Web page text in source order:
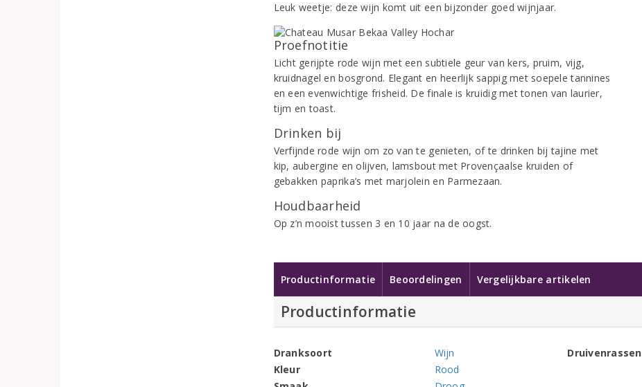
Leuk weetje: deze wijn komt uit een bijzonder goed wijnjaar.
Proefnotitie
Licht gerijpte rode wijn met een subtiele geur van kers, pruim, vijg,
kruidnagel en bosgrond. Elegant en heerlijk sappig met soepele tannines
en een evenwichtige frisheid. De finale is kruidig met tonen van laurier,
tijm en toast.
Drinken bij
Verfijnde rode wijn om zo van te genieten, of te drinken bij tajine met
kip, aubergine en olijven, lamsbout met Provençaalse kruiden of
gebakken paprika’s met marjolein en Parmezaan.
Houdbaarheid
Op z’n mooist tussen 3 en 10 jaar na de oogst.
Productinformatie Beoordelingen Vergelijkbare artikelen
Productinformatie
Dranksoort
Wijn
Kleur
Rood
Druivenrassen